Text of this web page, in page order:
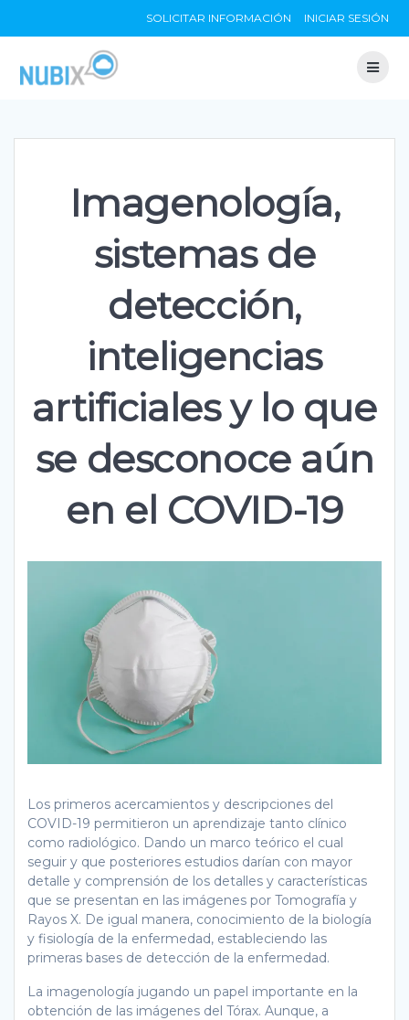
to
SOLICITAR INFORMACIÓN INICIAR SESIÓN
Imagenología,
sistemas de
detección,
inteligencias
artificiales y lo que
se desconoce aún
en el COVID-19
Los primeros acercamientos y descripciones del
COVID-19 permitieron un aprendizaje tanto clínico
como radiológico. Dando un marco teórico el cual
seguir y que posteriores estudios darían con mayor
detalle y comprensión de los detalles y características
que se presentan en las imágenes por Tomografía y
Rayos X. De igual manera, conocimiento de la biología
y fisiología de la enfermedad, estableciendo las
primeras bases de detección de la enfermedad.
La imagenología jugando un papel importante en la
obtención de las imágenes del Tórax. Aunque, a